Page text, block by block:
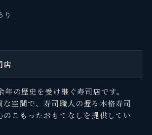
店
の歴史を受け継ぐ寿司店です。
な空間で、寿司職人の握る本格寿司
のこもったおもてなしを提供してい